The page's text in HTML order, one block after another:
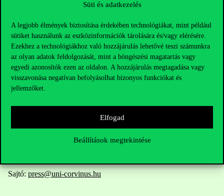
Süti és adatkezelés
A legjobb élmények biztosítása érdekében technológiákat, mint például
sütiket használunk az eszközinformációk tárolására és/vagy elérésére.
Ezekhez a technológiákhoz való hozzájárulás lehetővé teszi számunkra
az olyan adatok feldolgozását, mint a böngészési magatartás vagy
egyedi azonosítók ezen az oldalon. A hozzájárulás megtagadása vagy
visszavonása negatívan befolyásolhat bizonyos funkciókat és
jellemzőket.
Elfogad
Beállítások megtekintése
Elérhetőségek
Telefonszám:+36 1 482 5000
Sajtó: press@uni-corvinus.hu